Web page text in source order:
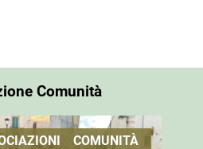
Comunità
COMUNITÀ